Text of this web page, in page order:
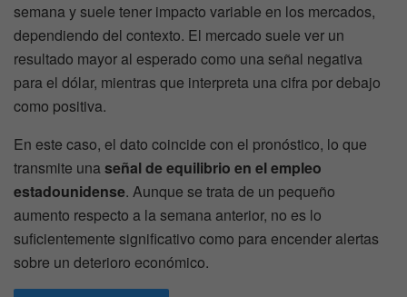
semana y suele tener impacto variable en los mercados,
dependiendo del contexto. El mercado suele ver un
resultado mayor al esperado como una señal negativa
para el dólar, mientras que interpreta una cifra por debajo
como positiva.
En este caso, el dato coincide con el pronóstico, lo que
transmite unaseñal de equilibrio en el empleo
estadounidense. Aunque se trata de un pequeño
aumento respecto a la semana anterior, no es lo
suficientemente significativo como para encender alertas
sobre un deterioro económico.